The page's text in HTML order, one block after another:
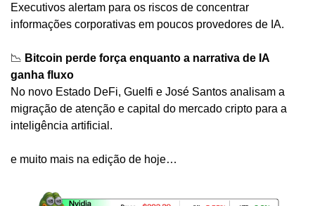
Executivos alertam para os riscos de concentrar
informações corporativas em poucos provedores de IA.
📉 Bitcoin perde força enquanto a narrativa de IA
ganha fluxo
No novo Estado DeFi, Guelfi e José Santos analisam a
migração de atenção e capital do mercado cripto para a
inteligência artificial.
e muito mais na edição de hoje…